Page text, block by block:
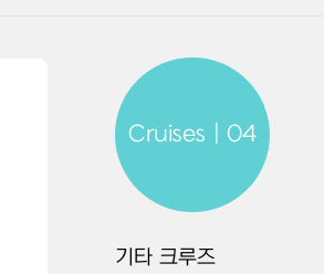
Cruises | 04
기타 크루즈